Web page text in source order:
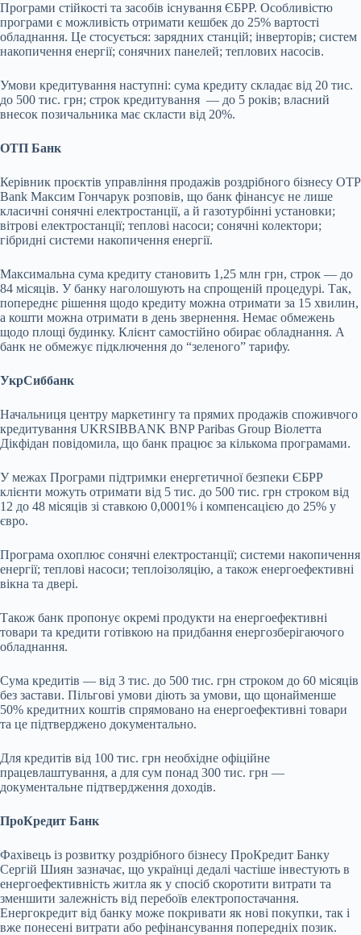
Програми стійкості та засобів існування ЄБРР. Особливістю
програми є можливість отримати кешбек до 25% вартості
обладнання. Це стосується: зарядних станцій; інверторів; систем
накопичення енергії; сонячних панелей; теплових насосів.
Умови кредитування наступні: сума кредиту складає від 20 тис.
до 500 тис. грн; строк кредитування — до 5 років; власний
внесок позичальника має скласти від 20%.
ОТП Банк
Керівник проєктів управління продажів роздрібного бізнесу OTP
Bank Максим Гончарук розповів, що банк фінансує не лише
класичні сонячні електростанції, а й газотурбінні установки;
вітрові електростанції; теплові насоси; сонячні колектори;
гібридні системи накопичення енергії.
Максимальна сума кредиту становить 1,25 млн грн, строк — до
84 місяців. У банку наголошують на спрощеній процедурі. Так,
попереднє рішення щодо кредиту можна отримати за 15 хвилин,
а кошти можна отримати в день звернення. Немає обмежень
щодо площі будинку. Клієнт самостійно обирає обладнання. А
банк не обмежує підключення до “зеленого” тарифу.
УкрСиббанк
Начальниця центру маркетингу та прямих продажів споживчого
кредитування UKRSIBBANK BNP Paribas Group Віолетта
Дікфідан повідомила, що банк працює за кількома програмами.
У межах Програми підтримки енергетичної безпеки ЄБРР
клієнти можуть отримати від 5 тис. до 500 тис. грн строком від
12 до 48 місяців зі ставкою 0,0001% і компенсацією до 25% у
євро.
Програма охоплює сонячні електростанції; системи накопичення
енергії; теплові насоси; теплоізоляцію, а також енергоефективні
вікна та двері.
Також банк пропонує окремі продукти на енергоефективні
товари та кредити готівкою на придбання енергозберігаючого
обладнання.
Сума кредитів — від 3 тис. до 500 тис. грн строком до 60 місяців
без застави. Пільгові умови діють за умови, що щонайменше
50% кредитних коштів спрямовано на енергоефективні товари
та це підтверджено документально.
Для кредитів від 100 тис. грн необхідне офіційне
працевлаштування, а для сум понад 300 тис. грн —
документальне підтвердження доходів.
ПроКредит Банк
Фахівець із розвитку роздрібного бізнесу ПроКредит Банку
Сергій Шиян зазначає, що українці дедалі частіше інвестують в
енергоефективність житла як у спосіб скоротити витрати та
зменшити залежність від перебоїв електропостачання.
Енергокредит від банку може покривати як нові покупки, так і
вже понесені витрати або рефінансування попередніх позик.